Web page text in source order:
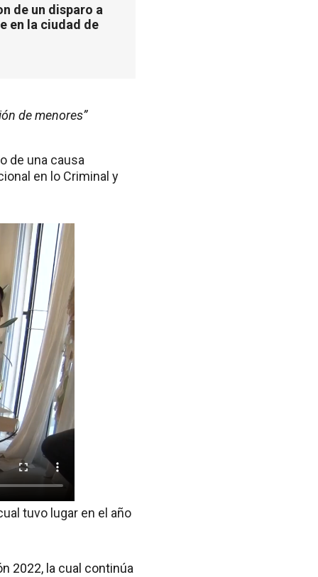
de un disparo a
en la ciudad de
de menores”
de una causa
en lo Criminal y
tuvo lugar en el año
2022, la cual continúa